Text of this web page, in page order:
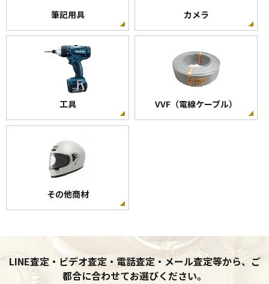
筆記用具 カメラ
工具 VVF（電線ケーブル）
その他商材
LINE査定・ビデオ査定・電話査定・メール査定等から、ご
都合に合わせてお選びください。